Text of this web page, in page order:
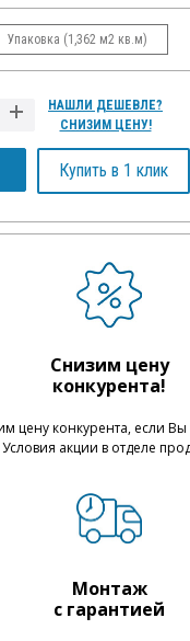
Упаковка (1,362 м2 кв.м)
НАШЛИ ДЕШЕВЛЕ?
СНИЗИМ ЦЕНУ!
Купить в 1 клик
Снизим цену
конкурента!
цену конкурента, если Вы
акции в отделе
Монтаж
с гарантией